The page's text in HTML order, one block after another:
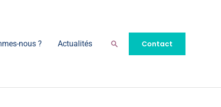
nous ? Actualités RechercherContact